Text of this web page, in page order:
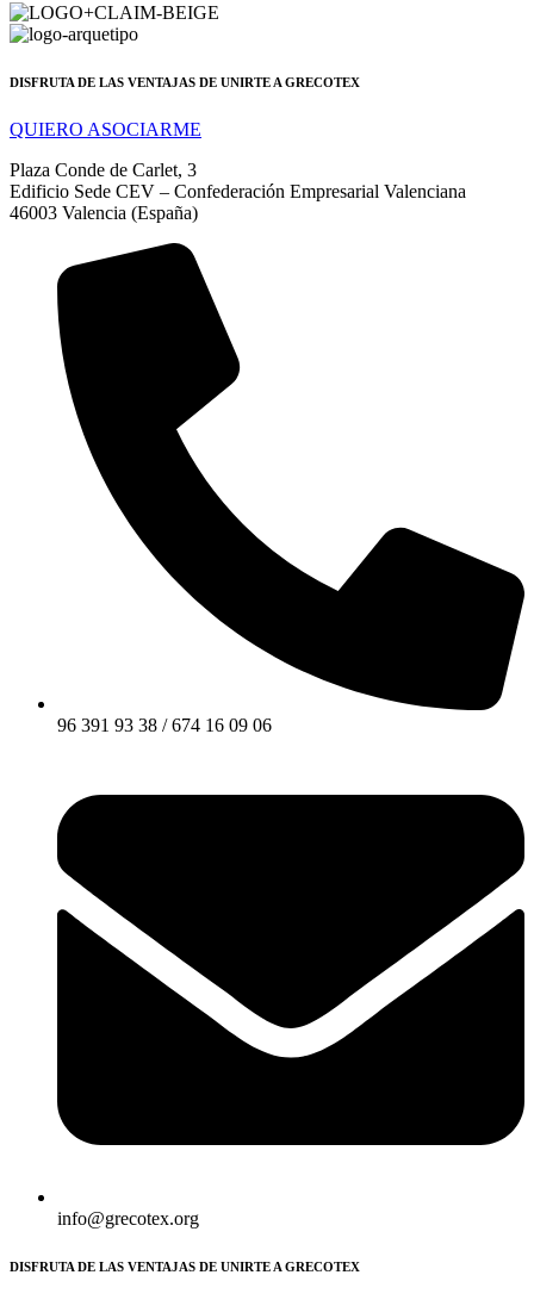
DISFRUTA DE LAS VENTAJAS DE UNIRTE A GRECOTEX
QUIERO ASOCIARME
Plaza Conde de Carlet, 3
Edificio Sede CEV – Confederación Empresarial Valenciana
46003 Valencia (España)
96 391 93 38 / 674 16 09 06
info@grecotex.org
DISFRUTA DE LAS VENTAJAS DE UNIRTE A GRECOTEX